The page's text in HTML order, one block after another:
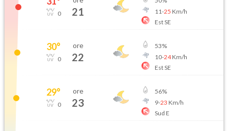
0 21
11-25 Km/h
Est SE
30°
0
ore
22
53%
10-24Km/h
Est SE
29°
0
ore
23
56%
9-23 Km/h
Sud E